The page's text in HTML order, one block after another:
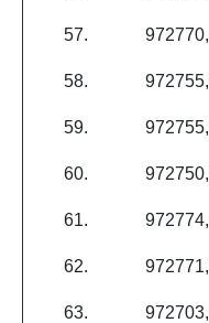
57.
58.
59.
60.
61.
62.
63.